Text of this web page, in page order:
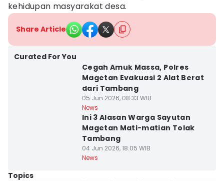
kehidupan masyarakat desa.
Share Article
Curated For You
Cegah Amuk Massa, Polres
Magetan Evakuasi 2 Alat Berat
dari Tambang
05 Jun 2026, 08:33 WIB
News
Ini 3 Alasan Warga Sayutan
Magetan Mati-matian Tolak
Tambang
04 Jun 2026, 18:05 WIB
News
Topics